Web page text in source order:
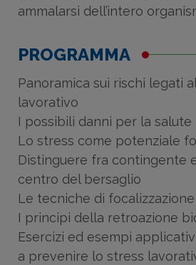
ammalarsi dell’intero
PROGRAMMA
Panoramica sui rischi legati
lavorativo
I possibili danni per la salute
Lo stress come potenziale
Distinguere fra contingente
centro del bersaglio
Le tecniche di
I principi della retroazione
Esercizi ed esempi
a prevenire lo stress